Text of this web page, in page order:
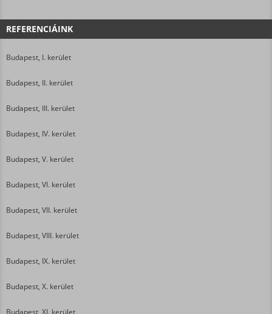
REFERENCIÁINK
Budapest, I. kerület
Budapest, II. kerület
Budapest, III. kerület
Budapest, IV. kerület
Budapest, V. kerület
Budapest, VI. kerület
Budapest, VII. kerület
Budapest, VIII. kerület
Budapest, IX. kerület
Budapest, X. kerület
Budapest, XI. kerület